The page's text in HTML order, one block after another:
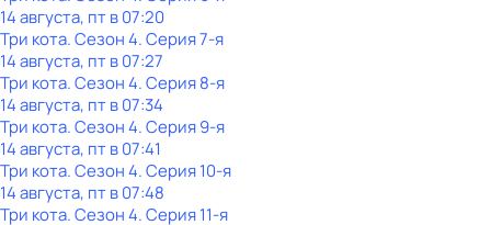
14 августа, пт в 07:20
Три кота. Сезон 4. Серия 7-я
14 августа, пт в 07:27
Три кота. Сезон 4. Серия 8-я
14 августа, пт в 07:34
Три кота. Сезон 4. Серия 9-я
14 августа, пт в 07:41
Три кота. Сезон 4. Серия 10-я
14 августа, пт в 07:48
Три кота. Сезон 4. Серия 11-я